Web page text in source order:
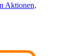
Aktionen,